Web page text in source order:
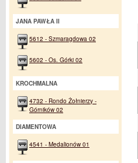
JANA PAWŁA II
5612 - Szmaragdowa 02
5602 - Os. Górki 02
KROCHMALNA
4732 - Rondo Żołnierzy -
Górników 02
DIAMENTOWA
4541 - Medalionów 01